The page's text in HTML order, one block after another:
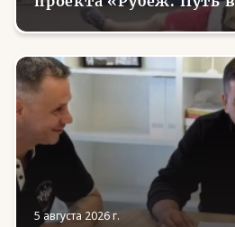
5 августа 2026 г.